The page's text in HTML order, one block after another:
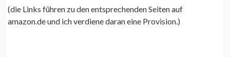
(die Links führen zu den entsprechenden Seiten auf
amazon.de und ich verdiene daran eine Provision.)